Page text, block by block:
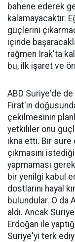
bahene ederek
kalamayacaktır.
güçlerini
içinde
rağmen Irak'ta
bu, ilk işaret ve
ABD Suriye'de
Fırat'ın
çekilmesinin
yetkililer onu
ikna etti. Bir süre
çıkmasını
yapmaması
bir yenilgi kabul
dostlarını hayal
bulundular. O da
aldı. Ancak
Erdoğan ile
Suriye'yi terk